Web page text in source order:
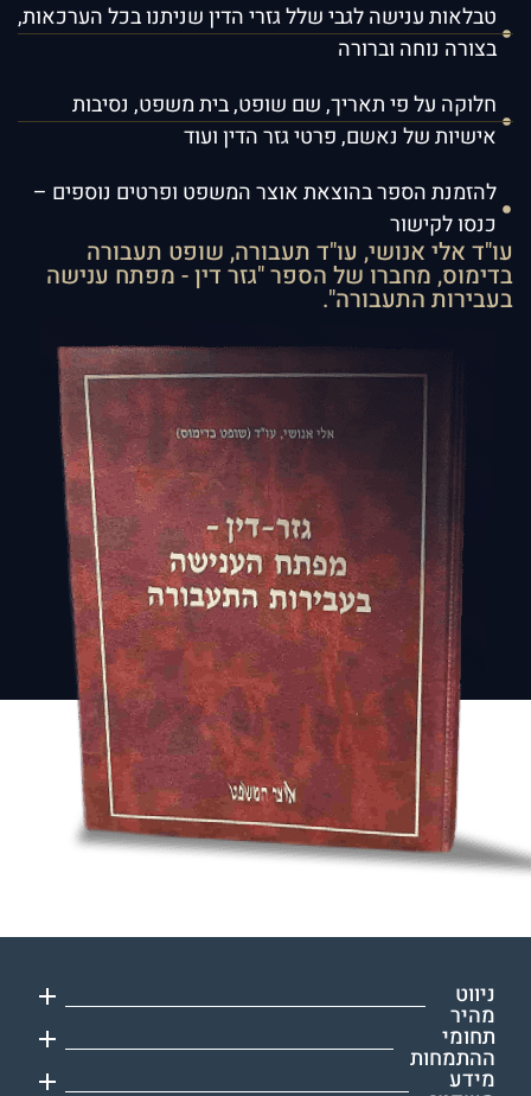
עו"ד אלי אנושי, עו"ד תעבורה, שופט תעבורה
בדימוס, מחברו של הספר "גזר דין - מפתח ענישה
בעבירות התעבורה".
טבלאות ענישה לגבי שלל גזרי הדין שניתנו בכל הערכאות,
בצורה נוחה וברורה
חלוקה על פי תאריך, שם שופט, בית משפט, נסיבות
אישיות של נאשם, פרטי גזר הדין ועוד
להזמנת הספר בהוצאת אוצר המשפט ופרטים נוספים –
כנסו לקישור
ניווט
מהיר
עורך דין תעבורה
אודות
תחומי
ההתמחות
נהיגה בשכרות
מידע